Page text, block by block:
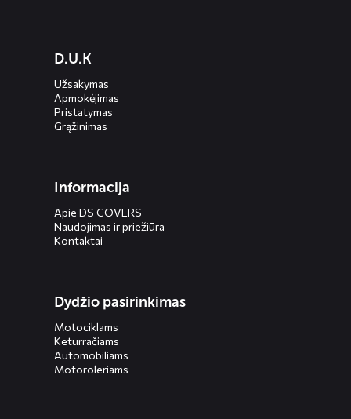
menusD.U.K
Užsakymas
Apmokėjimas
Pristatymas
Grąžinimas
Informacija
Apie DS COVERS
Naudojimas ir priežiūra
Kontaktai
Dydžio pasirinkimas
Motociklams
Keturračiams
Automobiliams
Motoroleriams